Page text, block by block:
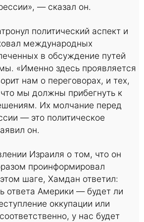
— сказал он.
политический аспект и
международных
в обсуждение путей
«Именно здесь проявляется
нам о переговорах, и тех,
мы должны прибегнуть к
Их молчание перед
— это политическое
он.
Израиля о том, что он
проинформировал
шаге, Хамдан ответил:
ответа Америки — будет ли
оккупации или
у нас будет